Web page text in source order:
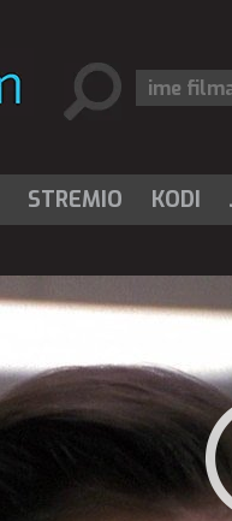
STREMIO KODI